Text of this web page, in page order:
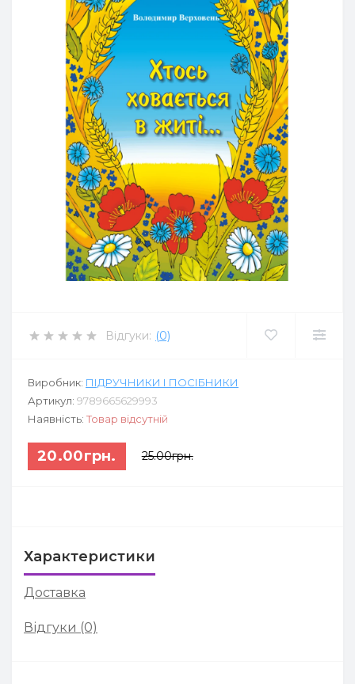
Відгуки: (0)
Виробник: ПІДРУЧНИКИ І ПОСІБНИКИ
Артикул: 9789665629993
Наявність: Товар відсутній
20.00грн. 25.00грн.
Характеристики
Доставка
Відгуки (0)